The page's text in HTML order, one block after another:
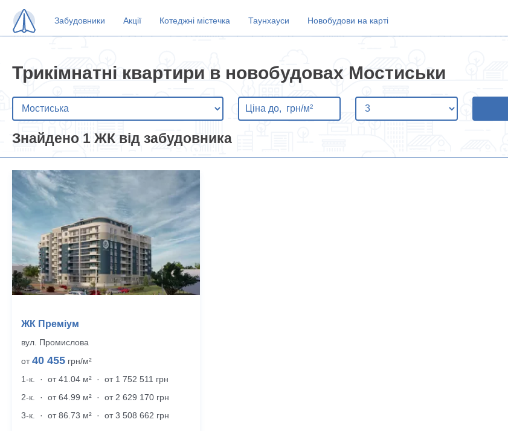
Забудовники Акції Котеджні містечка Таунхауси Новобудови на карті
Трикімнатні квартири в новобудовах Мостиськи
Знайдено 1 ЖК від забудовника
ЖК Преміум
вул. Промислова
от40 455 грн/м²
1-к.
· от 41.04 м² ·
от 1 752 511 грн
2-к.
· от 64.99 м² ·
от 2 629 170 грн
3-к.
· от 86.73 м² · от 3 508 662 грн